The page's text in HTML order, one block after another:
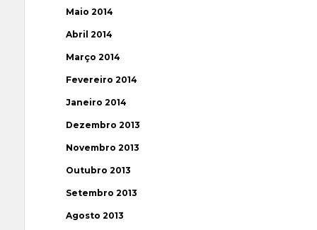
Maio 2014
Abril 2014
Março 2014
Fevereiro 2014
Janeiro 2014
Dezembro 2013
Novembro 2013
Outubro 2013
Setembro 2013
Agosto 2013